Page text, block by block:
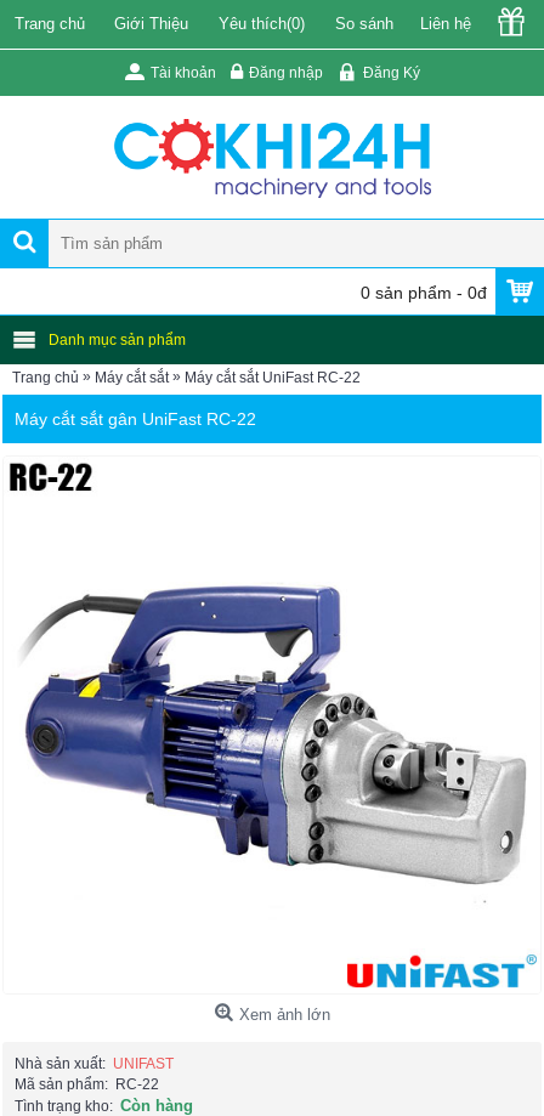
Trang chủ Giới Thiệu Yêu thích(0) So sánh Liên hệ
Tài khoản Đăng nhập Đăng Ký
0 sản phẩm - 0đ
Danh mục sản phẩm
Trang chủ » Máy cắt sắt » Máy cắt sắt UniFast RC-22
Máy cắt sắt gân UniFast RC-22
Xem ảnh lớn
Nhà sản xuất: UNIFAST
Mã sản phẩm: RC-22
Tình trạng kho: Còn hàng